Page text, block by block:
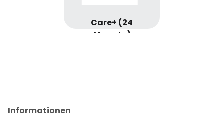
Care+ (24
Monate)
Informationen